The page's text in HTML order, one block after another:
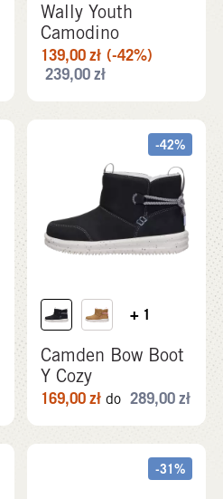
Wally Youth
Camodino
139,00zł (-42%)
239,00zł
-42%
+ 1
Camden Bow Boot
Y Cozy
169,00zł do 289,00zł
-31%